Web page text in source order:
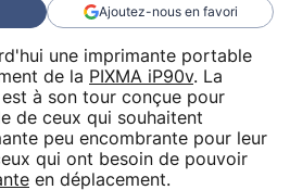
Ajoutez-nous en favori
une imprimante portable
de la PIXMA iP90v. La
est à son tour conçue pour
de ceux qui souhaitent
peu encombrante pour leur
qui ont besoin de pouvoir
en déplacement.